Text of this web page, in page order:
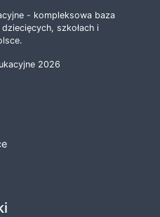
- kompleksowa baza
szkołach i
2026